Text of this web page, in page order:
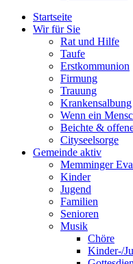
Startseite
Wir für Sie
Rat und Hilfe
Taufe
Erstkommunion
Firmung
Trauung
Krankensalbung
Wenn ein
Beichte &
Cityseelsorge
Gemeinde aktiv
Memminger
Kinder
Jugend
Familien
Senioren
Musik
Chöre
Kinder-/